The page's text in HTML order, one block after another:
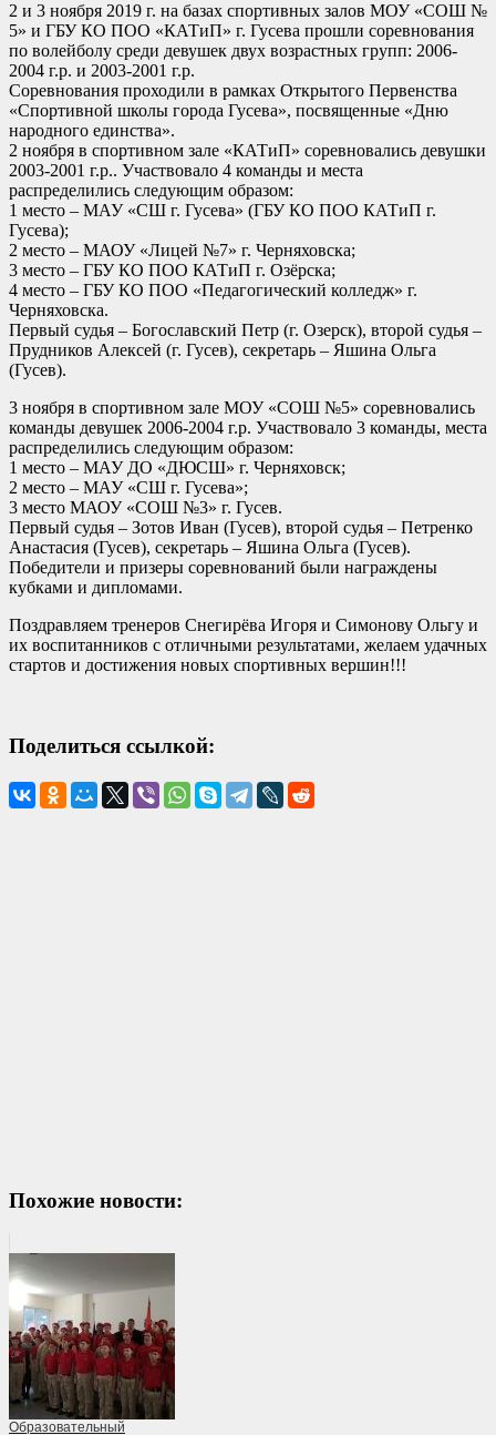
2 и 3 ноября 2019 г. на базах спортивных залов МОУ «СОШ №
5» и ГБУ КО ПОО «КАТиП» г. Гусева прошли соревнования
по волейболу среди девушек двух возрастных групп: 2006-
2004 г.р. и 2003-2001 г.р.
Соревнования проходили в рамках Открытого Первенства
«Спортивной школы города Гусева», посвященные «Дню
народного единства».
2 ноября в спортивном зале «КАТиП» соревновались девушки
2003-2001 г.р.. Участвовало 4 команды и места
распределились следующим образом:
1 место – МАУ «СШ г. Гусева» (ГБУ КО ПОО КАТиП г.
Гусева);
2 место – МАОУ «Лицей №7» г. Черняховска;
3 место – ГБУ КО ПОО КАТиП г. Озёрска;
4 место – ГБУ КО ПОО «Педагогический колледж» г.
Черняховска.
Первый судья – Богославский Петр (г. Озерск), второй судья –
Прудников Алексей (г. Гусев), секретарь – Яшина Ольга
(Гусев).
3 ноября в спортивном зале МОУ «СОШ №5» соревновались
команды девушек 2006-2004 г.р. Участвовало 3 команды, места
распределились следующим образом:
1 место – МАУ ДО «ДЮСШ» г. Черняховск;
2 место – МАУ «СШ г. Гусева»;
3 место МАОУ «СОШ №3» г. Гусев.
Первый судья – Зотов Иван (Гусев), второй судья – Петренко
Анастасия (Гусев), секретарь – Яшина Ольга (Гусев).
Победители и призеры соревнований были награждены
кубками и дипломами.
Поздравляем тренеров Снегирёва Игоря и Симонову Ольгу и
их воспитанников с отличными результатами, желаем удачных
стартов и достижения новых спортивных вершин!!!
Поделиться ссылкой:
Похожие новости:
Образовательный